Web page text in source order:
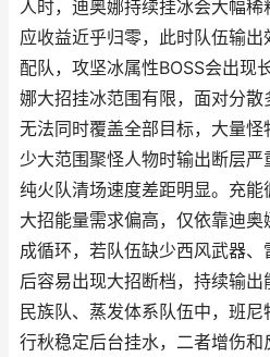
人时，迪奥娜持续挂冰会大幅
应收益近乎归零，此时队伍输
配队，攻坚冰属性BOSS会出现
娜大招挂冰范围有限，面对分
无法同时覆盖全部目标，大量
少大范围聚怪人物时输出断层
纯火队清场速度差距明显。充
大招能量需求偏高，仅依靠迪
成循环，若队伍缺少西风武器
后容易出现大招断档，持续输
民族队、蒸发体系队伍中，班尼
行秋稳定后台挂水，二者增伤